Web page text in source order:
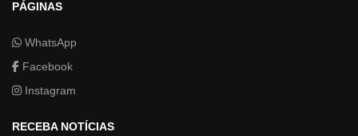
PÁGINAS
WhatsApp
Facebook
Instagram
RECEBA NOTÍCIAS